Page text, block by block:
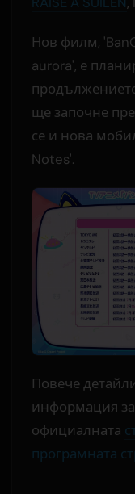
Нов филм,
aurora', е
ще започне
се и нова
Notes'.
Повече
информация
официалната
програмната